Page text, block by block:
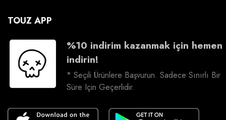
Kargo Takip
İptal & İade
İade Talebi Oluşturma
İş Birliği
Kariyer
Sosyal Sorumluluk
TOUZ APP
%10 indirim kazanmak için hemen
indirin!
* Seçili Ürünlere Başvurun. Sadece Sınırlı Bir
Süre Için Geçerlidir.